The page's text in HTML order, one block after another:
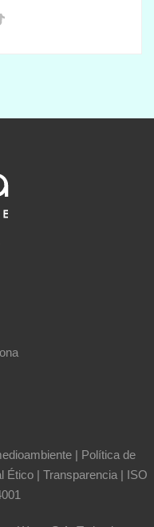
| Política de
Ético | Transparencia | ISO